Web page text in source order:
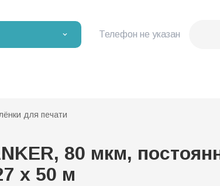
Телефон не указан
для печати
80 мкм,
х 50 м